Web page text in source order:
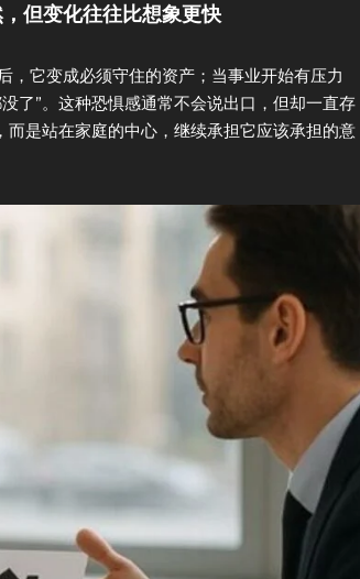
但变化往往比想象更快
，它变成必须守住的资产；当事业开始有压力
了”。这种恐惧感通常不会说出口，但却一直存
是站在家庭的中心，继续承担它应该承担的意